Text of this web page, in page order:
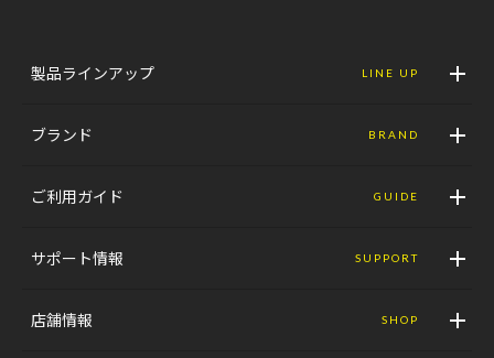
製品ラインアップ LINE UP
ブランド BRAND
ご利用ガイド GUIDE
サポート情報 SUPPORT
店舗情報 SHOP